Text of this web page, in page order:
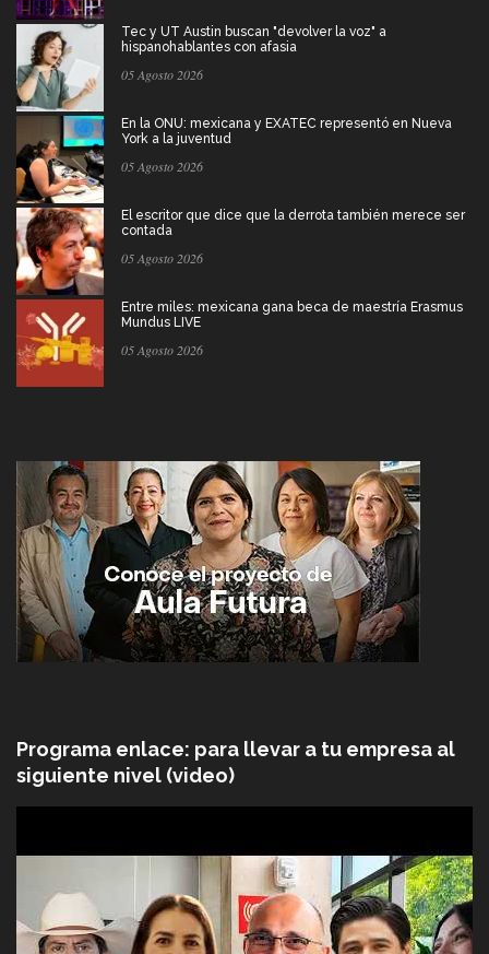
Tec y UT Austin buscan "devolver la voz" a
hispanohablantes con afasia
05 Agosto 2026
En la ONU: mexicana y EXATEC representó en Nueva
York a la juventud
05 Agosto 2026
El escritor que dice que la derrota también merece ser
contada
05 Agosto 2026
Entre miles: mexicana gana beca de maestría Erasmus
Mundus LIVE
05 Agosto 2026
Programa enlace: para llevar a tu empresa al
siguiente nivel (video)